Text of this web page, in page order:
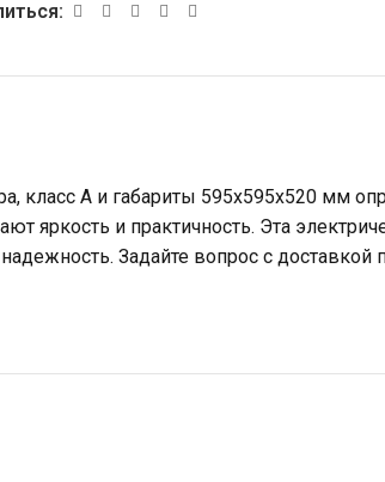
класс А и габариты 595х595х520 мм
и практичность. Эта
Задайте вопрос с доставкой